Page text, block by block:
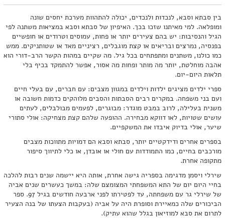
בין סבתא וסבא, לנכדות ולנכדים, יכולה להתהוות מערכת יחסים שונה
ומופלאה. למי מאיתנו שזכו בכך. האיפיון של סבתא וסבא במציאות משתנה לפי
הגיל והנסיבות: יש בהם צעירים יותר או פחות, עמוסים וטרודים או חופשיים
בפנסיה, נמרצים ובריאים או קצת מוגבלים, רציניים מאד או שטותניקים. ממש
כמו כולנו, משתנים ומתפתחים בכל גיל. מה שקיים במהות הקשר הרב-דורי הוא
אהבה מוחלטת, יותר מה מותר ופחות מה אסור, אפשר להתמקד בכיף בלי
תלאות היום-יום.
ספרי ילדים מציגים ילדות וילדים במגוון מצבים: עם חברים, עם בעלי חיים
ועם בני משפחה. במקרים רבים הסבתות והסבים מלוהקים כדמות חשובה או
משנית בעלילה, לרוב במבט מוגדר: מבוגרים, לפעמים מבולבלים, לעתים
עושים שטויות, לאו דווקא מבחירה. ההופעה שלהם קצת מצחיקה: אולי סתורי
שיער, אולי בדיוק איבדו את המשקפיים.
בספרים אחרים ודידקטיים יותר, סבתא וסבא הם דמויות מתווכות מצבים
מורכבים בחיים, כמו התמודדות עם חולי או אובדן, או כלי לתיווך סיפור
מתקופה אחרת.
שירלי ויסמן מדגימה בספריה גישה אחרת, אותה היא יישמה שנים רבות להלכה
בחיי היום יום של התא המשפחתי המצומצם שלה: במשך כעשרים שנים אביה
של שירלי גר עם משפחתה, עד לפטירתו לפני ארבעה חודשים בגיל 97. ספר
הביכורים שלה כמאיירת וסופרת היה על אביה (בעקבות הצעתו של בנה הצעיר
לתרום את סבא למוזיאון בגלל שהוא עתיק).